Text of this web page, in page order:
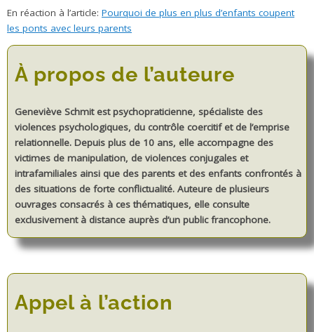
En réaction à l’article: Pourquoi de plus en plus d’enfants coupent
les ponts avec leurs parents
À propos de l’auteure
Geneviève Schmit est psychopraticienne, spécialiste des
violences psychologiques, du contrôle coercitif et de l’emprise
relationnelle. Depuis plus de 10 ans, elle accompagne des
victimes de manipulation, de violences conjugales et
intrafamiliales ainsi que des parents et des enfants confrontés à
des situations de forte conflictualité. Auteure de plusieurs
ouvrages consacrés à ces thématiques, elle consulte
exclusivement à distance auprès d’un public francophone.
Appel à l’action